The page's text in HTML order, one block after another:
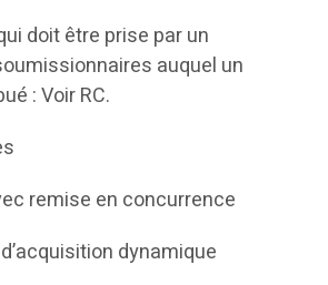
doit être prise par un
auquel un
: Voir RC.
remise en concurrence
dynamique